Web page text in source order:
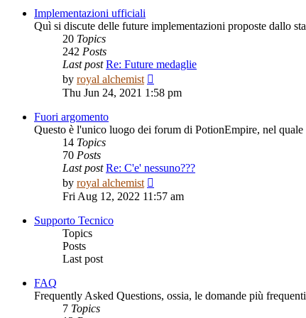
Implementazioni ufficiali
Quì si discute delle future implementazioni proposte dallo
20 Topics
242 Posts
Last post Re: Future medaglie
by royal alchemist
the
latest
Thu Jun 24, 2021 1:58 pm
Fuori argomento
Questo è l'unico luogo dei forum di PotionEmpire, nel
14 Topics
70 Posts
Last post Re: C'e' nessuno???
by royal alchemist
the
Fri Aug 12, 2022 11:57 am
Supporto Tecnico
Topics
Posts
Last post
FAQ
Frequently Asked Questions, ossia, le domande più
7 Topics